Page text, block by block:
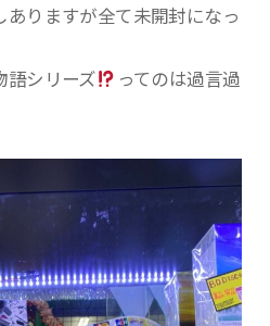
ありますが全て未開封になっ
シリーズ
ってのは過言過